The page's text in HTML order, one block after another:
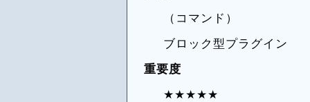
（コマンド）
ブロック型プラグイン
重要度
★★★★★